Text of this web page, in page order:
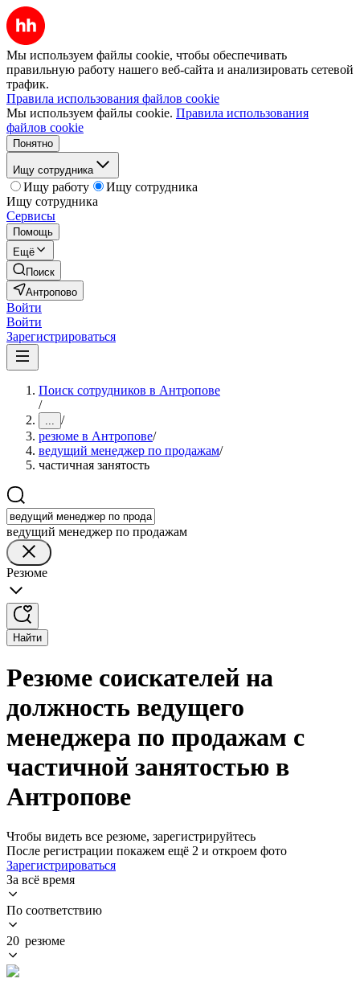
Мы используем файлы cookie, чтобы обеспечивать
правильную работу нашего веб-сайта и анализировать сетевой
трафик.
Правила использования файлов cookie
Мы используем файлы cookie. Правила использования
файлов cookie
Понятно
Ищу сотрудника
Ищу работу
Ищу сотрудника
Ищу сотрудника
Сервисы
Помощь
Ещё
Поиск
Антропово
Войти
Войти
Зарегистрироваться
Поиск сотрудников в Антропове
/
... /
резюме в Антропове/
ведущий менеджер по продажам/
частичная занятость
ведущий менеджер по продажам
Резюме
Найти
Резюме соискателей на
должность ведущего
менеджера по продажам с
частичной занятостью в
Антропове
Чтобы видеть все резюме, зарегистрируйтесь
После регистрации покажем ещё 2 и откроем фото
Зарегистрироваться
За всё время
По соответствию
20 резюме